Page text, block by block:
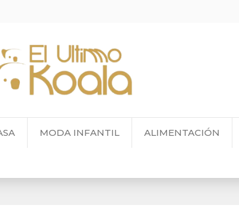
MODA INFANTIL ALIMENTACIÓN